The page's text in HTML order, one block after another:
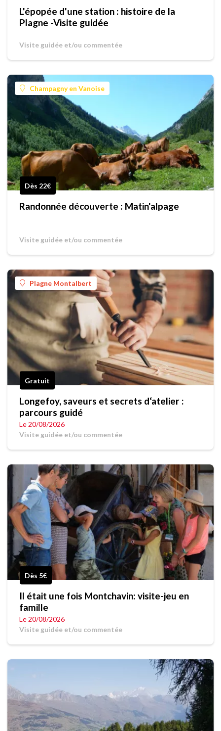
L'épopée d'une station : histoire de la
Plagne -Visite guidée
Visite guidée et/ou commentée
Champagny en Vanoise
Dès 22€
Randonnée découverte : Matin'alpage
Visite guidée et/ou commentée
Plagne Montalbert
Gratuit
Longefoy, saveurs et secrets d‘atelier :
parcours guidé
Le 20/08/2026
Visite guidée et/ou commentée
Dès 5€
Il était une fois Montchavin: visite-jeu en
famille
Le 20/08/2026
Visite guidée et/ou commentée